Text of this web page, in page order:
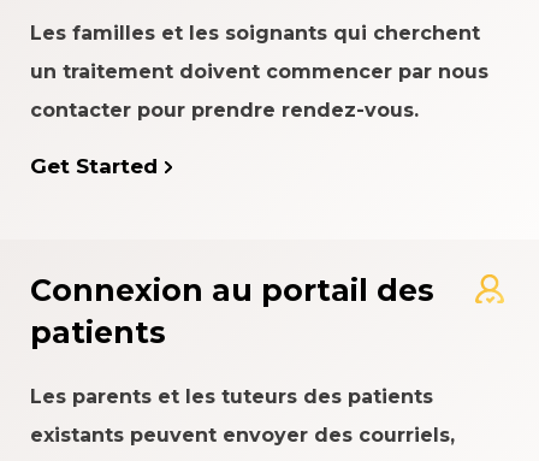
Les familles et les soignants qui cherchent
un traitement doivent commencer par nous
contacter pour prendre rendez-vous.
Get Started
Connexion au portail des
patients
Les parents et les tuteurs des patients
existants peuvent envoyer des courriels,